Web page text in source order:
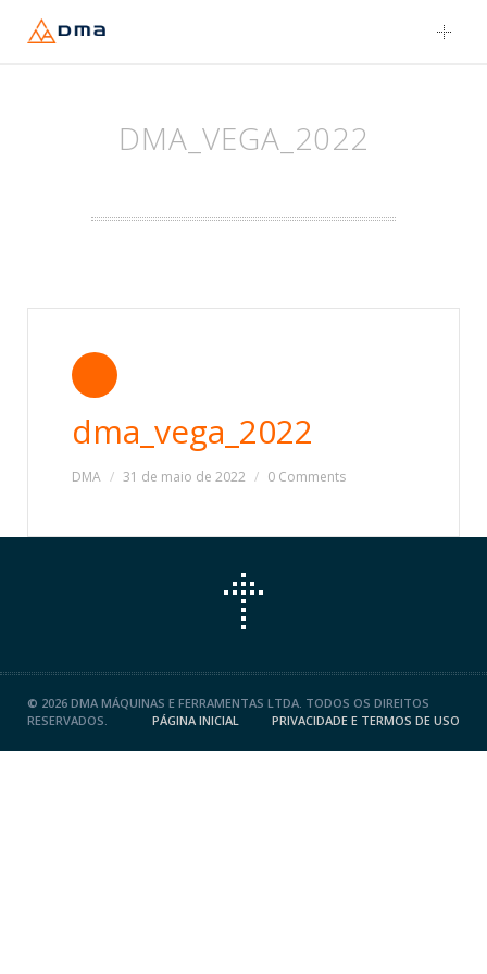
Skip
to
DMA_VEGA_2022
dma_vega_2022
DMA 31 de maio de 2022 0 Comments
© 2026 DMA MÁQUINAS E FERRAMENTAS LTDA. TODOS OS DIREITOS
RESERVADOS.
PÁGINA INICIAL PRIVACIDADE E TERMOS DE USO